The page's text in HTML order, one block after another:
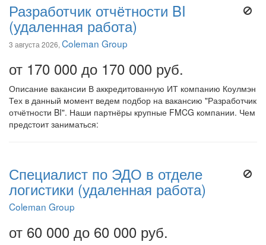
Разработчик отчётности BI
(удаленная работа)
3 августа 2026, Coleman Group
от 170 000 до 170 000 руб.
Описание вакансии В аккредитованную ИТ компанию Коулмэн
Тех в данный момент ведем подбор на вакансию "Разработчик
отчётности BI". Наши партнёры крупные FMCG компании. Чем
предстоит заниматься:
Специалист по ЭДО в отделе
логистики (удаленная работа)
Coleman Group
от 60 000 до 60 000 руб.